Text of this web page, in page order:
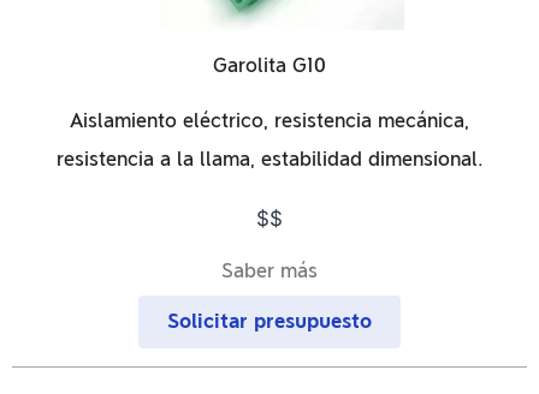
Garolita G10
Aislamiento eléctrico, resistencia mecánica,
resistencia a la llama, estabilidad dimensional.
$$
Saber más
Solicitar presupuesto